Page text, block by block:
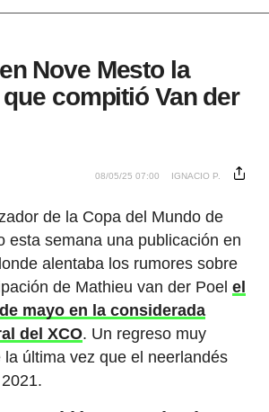
Nove Mesto la
compitió Van der
08/05/25 07:00 IGNACIO P.
de la Copa del Mundo de
esta semana una publicación en
alentaba los rumores sobre
de Mathieu van der Poel el
mayo en la considerada
del XCO. Un regreso muy
última vez que el neerlandés